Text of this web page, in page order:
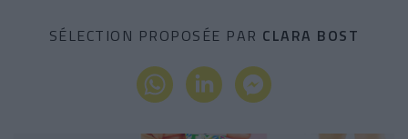
SÉLECTION PROPOSÉE PAR CLARA BOST